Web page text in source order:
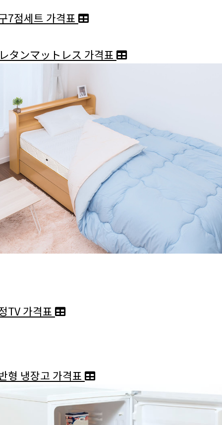
7점세트 가격표
タンマットレス 가격표
TV 가격표
형 냉장고 가격표